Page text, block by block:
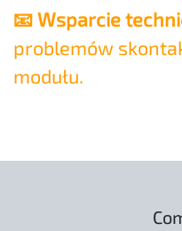
📧 Wsparcie
problemów
modułu.